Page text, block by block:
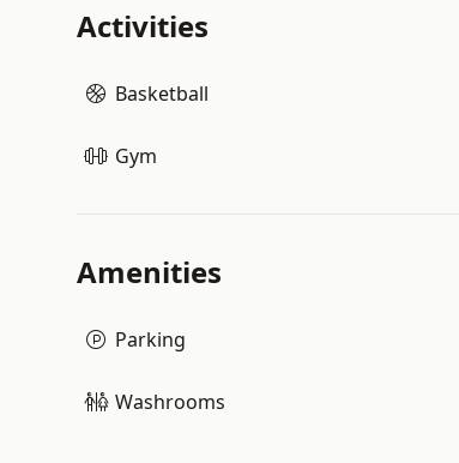
Activities
Basketball
Gym
Amenities
Parking
Washrooms